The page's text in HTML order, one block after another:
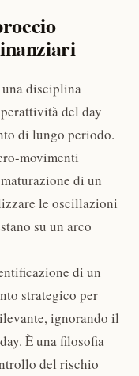
disciplina
del day
di lungo periodo.
movimenti
di un
le oscillazioni
su un arco
di un
strategico per
ignorando il
È una filosofia
del rischio